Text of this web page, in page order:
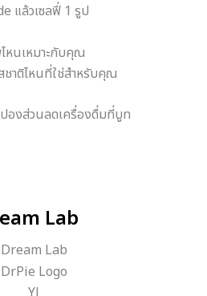
แล้วเซลฟี่ 1 รูป
หนเหมาะกับคุณ
ชาติไหนที่ใช่สำหรับคุณ
องส่วนลดเครื่องดื่มที่บูท
Lab